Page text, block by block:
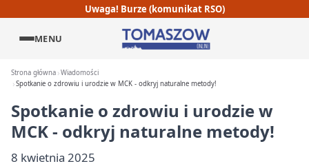
Uwaga! Burze (komunikat RSO)
MENU
Strona główna Wiadomości
Spotkanie o zdrowiu i urodzie w MCK - odkryj naturalne metody!
Spotkanie o zdrowiu i urodzie w
MCK - odkryj naturalne metody!
8 kwietnia 2025